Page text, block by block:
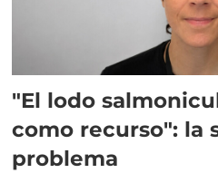
"El lodo
como recurso": la
problema